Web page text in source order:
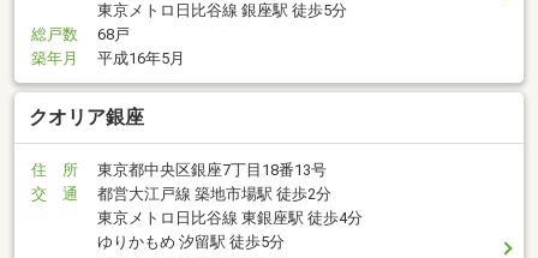
東京メトロ日比谷線 銀座駅 徒歩5分
総戸数
68戸
築年月
平成16年5月
クオリア銀座
住 所
東京都中央区銀座7丁目18番13号
交 通
都営大江戸線 築地市場駅 徒歩2分
東京メトロ日比谷線 東銀座駅 徒歩4分
ゆりかもめ 汐留駅 徒歩5分